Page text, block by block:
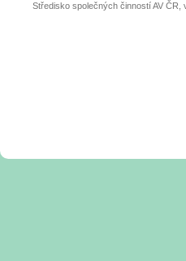
Středisko společných činností AV ČR,